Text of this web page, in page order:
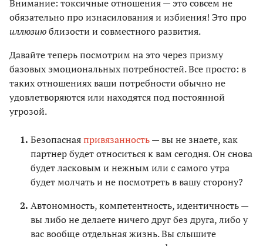
Внимание: токсичные отношения — это совсем не
обязательно про изнасилования и избиения! Это про
иллюзиюблизости и совместного развития.
Давайте теперь посмотрим на это через призму
базовых эмоциональных потребностей. Все просто: в
таких отношениях ваши потребности обычно не
удовлетворяются или находятся под постоянной
угрозой.
Безопаснаяпривязанность— вы не знаете, как
партнер будет относиться к вам сегодня. Он снова
будет ласковым и нежным или с самого утра
будет молчать и не посмотреть в вашу сторону?
Автономность, компетентность, идентичность —
вы либо не делаете ничего друг без друга, либо у
вас вообще отдельная жизнь. Вы слышите